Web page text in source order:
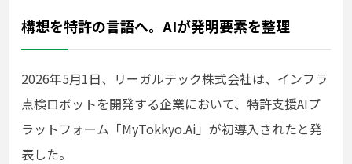
構想を特許の言語へ。AIが発明要素を整理
2026年5月1日、リーガルテック株式会社は、インフラ
点検ロボットを開発する企業において、特許支援AIプ
ラットフォーム「MyTokkyo.Ai」が初導入されたと発
表した。